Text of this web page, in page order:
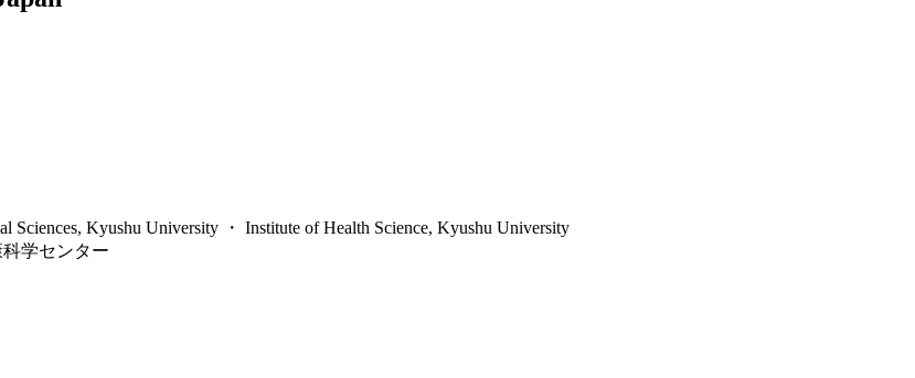
Sciences, Kyushu University ・ Institute of Health Science, Kyushu University
学センター